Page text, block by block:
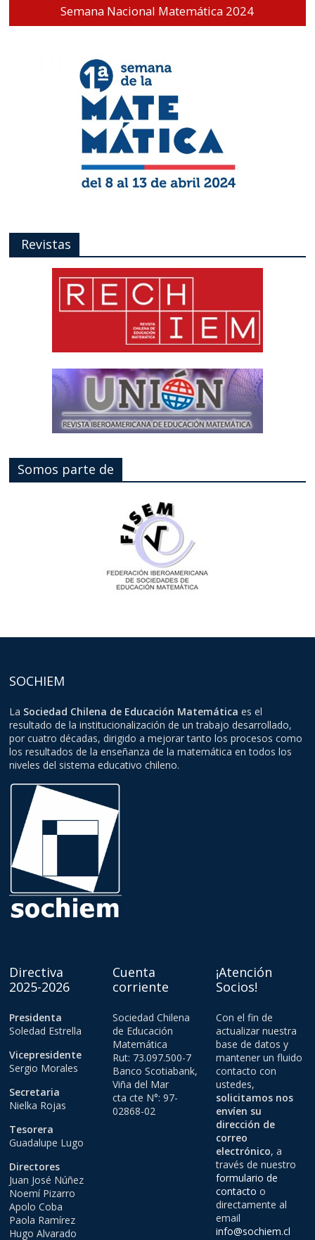
Semana Nacional Matemática 2024
Revistas
Somos parte de
SOCHIEM
La Sociedad Chilena de Educación Matemática es el
resultado de la institucionalización de un trabajo desarrollado,
por cuatro décadas, dirigido a mejorar tanto los procesos como
los resultados de la enseñanza de la matemática en todos los
niveles del sistema educativo chileno.
Directiva
2025-2026
Presidenta
Soledad Estrella
Vicepresidente
Sergio Morales
Secretaria
Nielka Rojas
Tesorera
Guadalupe Lugo
Directores
Juan José Núñez
Noemí Pizarro
Apolo Coba
Paola Ramírez
Hugo Alvarado
Cuenta
corriente
Sociedad Chilena
de Educación
Matemática
Rut: 73.097.500-7
Banco Scotiabank,
Viña del Mar
cta cte N°: 97-
02868-02
¡Atención
Socios!
Con el fin de
actualizar nuestra
base de datos y
mantener un fluido
contacto con
ustedes,
solicitamos nos
envíen su
dirección de
correo
electrónico, a
través de nuestro
formulario de
contacto o
directamente al
email
info@sochiem.cl